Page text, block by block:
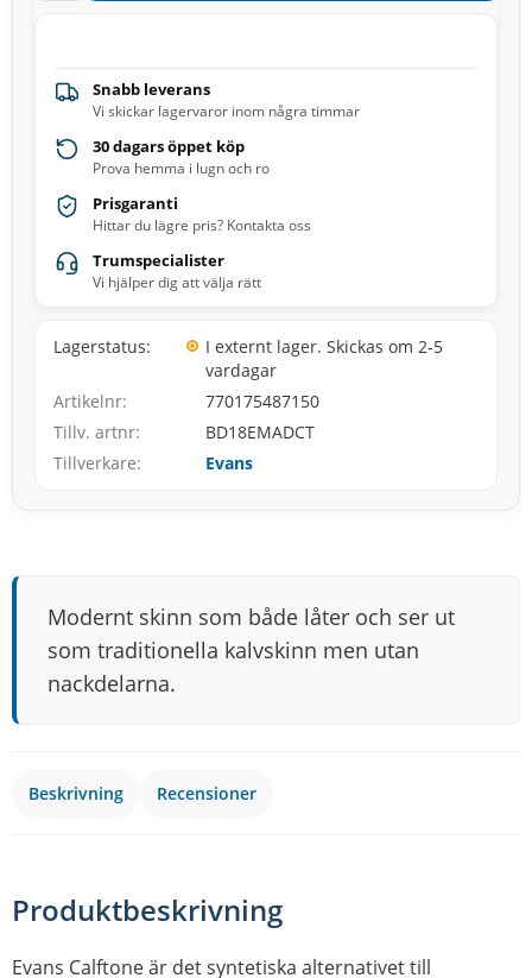
Snabb leverans
Vi skickar lagervaror inom några timmar
30 dagars öppet köp
Prova hemma i lugn och ro
Prisgaranti
Hittar du lägre pris? Kontakta oss
Trumspecialister
Vi hjälper dig att välja rätt
Lagerstatus
I externt lager. Skickas om 2-5
vardagar
Artikelnr
770175487150
Tillv. artnr
BD18EMADCT
Tillverkare
Evans
Modernt skinn som både låter och ser ut
som traditionella kalvskinn men utan
nackdelarna.
Beskrivning Recensioner
Produktbeskrivning
Evans Calftone är det syntetiska alternativet till